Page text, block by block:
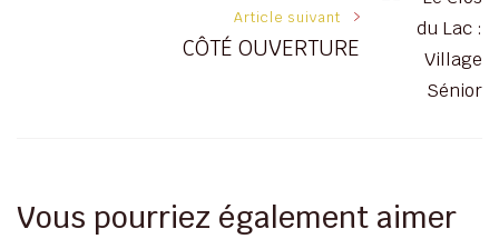
Article suivant
CÔTÉ OUVERTURE
Vous pourriez également aimer